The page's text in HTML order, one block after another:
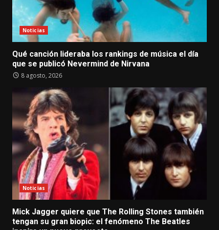
Noticias
Qué canción lideraba los rankings de música el día
que se publicó Nevermind de Nirvana
8 agosto, 2026
Noticias
Mick Jagger quiere que The Rolling Stones también
tengan su gran biopic: el fenómeno The Beatles